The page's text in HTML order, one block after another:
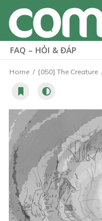
FAQ – HỎI & ĐÁP
Home [050] The Creature